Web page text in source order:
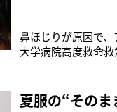
鼻ほじりが原因で
大学病院高度救命
ウスを使った実験
マウスの鼻孔に塗
夏服の“その